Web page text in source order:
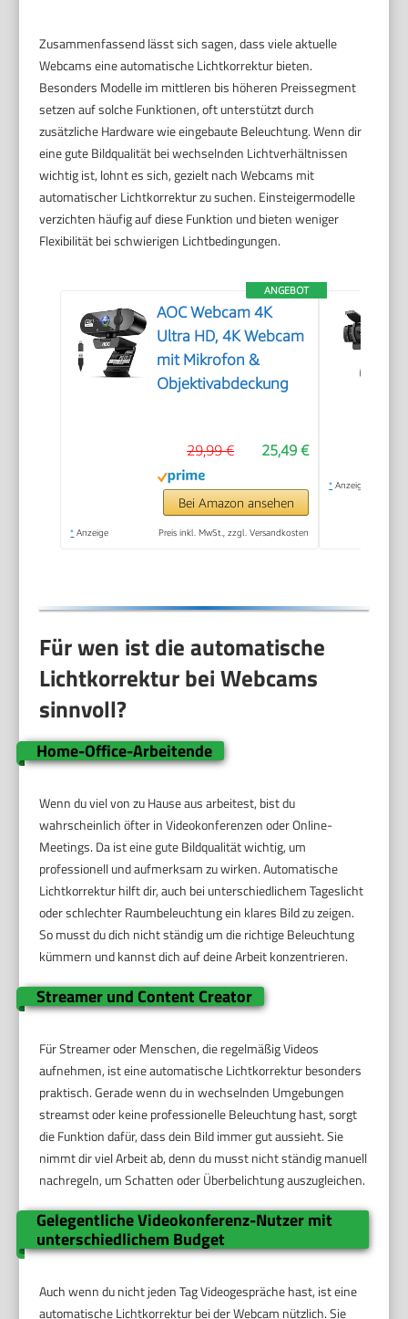
Zusammenfassend lässt sich sagen, dass viele aktuelle
Webcams eine automatische Lichtkorrektur bieten.
Besonders Modelle im mittleren bis höheren Preissegment
setzen auf solche Funktionen, oft unterstützt durch
zusätzliche Hardware wie eingebaute Beleuchtung. Wenn dir
eine gute Bildqualität bei wechselnden Lichtverhältnissen
wichtig ist, lohnt es sich, gezielt nach Webcams mit
automatischer Lichtkorrektur zu suchen. Einsteigermodelle
verzichten häufig auf diese Funktion und bieten weniger
Flexibilität bei schwierigen Lichtbedingungen.
ANGEBOT
AOC Webcam 4K
Ultra HD, 4K Webcam
mit Mikrofon &
Objektivabdeckung
25,49 €
29,99 €
Bei Amazon ansehen
* Anzeige Preis inkl. MwSt., zzgl. Versandkosten
* Anzeige
Für wen ist die automatische
Lichtkorrektur bei Webcams
sinnvoll?
Home-Office-Arbeitende
Wenn du viel von zu Hause aus arbeitest, bist du
wahrscheinlich öfter in Videokonferenzen oder Online-
Meetings. Da ist eine gute Bildqualität wichtig, um
professionell und aufmerksam zu wirken. Automatische
Lichtkorrektur hilft dir, auch bei unterschiedlichem Tageslicht
oder schlechter Raumbeleuchtung ein klares Bild zu zeigen.
So musst du dich nicht ständig um die richtige Beleuchtung
kümmern und kannst dich auf deine Arbeit konzentrieren.
Streamer und Content Creator
Für Streamer oder Menschen, die regelmäßig Videos
aufnehmen, ist eine automatische Lichtkorrektur besonders
praktisch. Gerade wenn du in wechselnden Umgebungen
streamst oder keine professionelle Beleuchtung hast, sorgt
die Funktion dafür, dass dein Bild immer gut aussieht. Sie
nimmt dir viel Arbeit ab, denn du musst nicht ständig manuell
nachregeln, um Schatten oder Überbelichtung auszugleichen.
Gelegentliche Videokonferenz-Nutzer mit
unterschiedlichem Budget
Auch wenn du nicht jeden Tag Videogespräche hast, ist eine
automatische Lichtkorrektur bei der Webcam nützlich. Sie